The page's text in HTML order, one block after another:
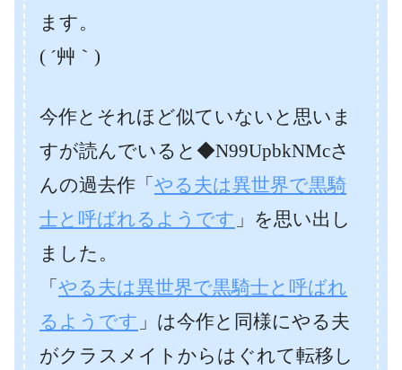
ます。
( ´艸｀)
今作とそれほど似ていないと思いま
すが読んでいると◆N99UpbkNMcさ
んの過去作「 やる夫は異世界で黒騎
士と呼ばれるようです 」を思い出し
ました。
「 やる夫は異世界で黒騎士と呼ばれ
るようです 」は今作と同様にやる夫
がクラスメイトからはぐれて転移し